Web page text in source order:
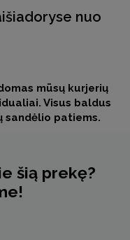
nuo
mūsų kurjerių
Visus baldus
sandėlio patiems.
šią prekę?